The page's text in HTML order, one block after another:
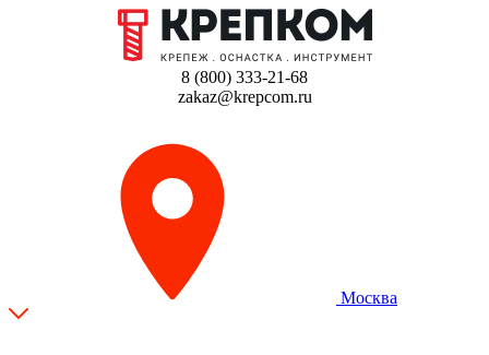
8 (800) 333-21-68
zakaz@krepcom.ru
Москва